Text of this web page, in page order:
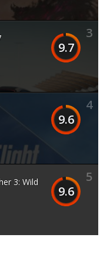
3
9.7
4
9.6
5
9.6
3: Wild